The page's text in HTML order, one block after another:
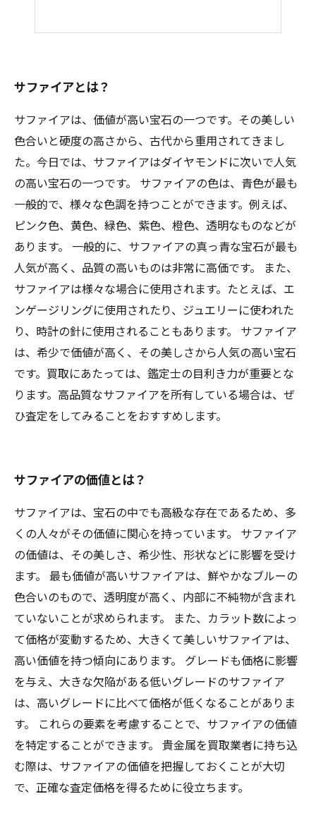
サファイアとは？
サファイアは、価値が高い宝石の一つです。その美しい
色合いと硬度の高さから、古代から重用されてきまし
た。今日では、サファイアはダイヤモンドに次いで人気
の高い宝石の一つです。 サファイアの色は、青色が最も
一般的で、様々な色調を持つことができます。例えば、
ピンク色、黄色、緑色、紫色、橙色、透明なものなどが
あります。 一般的に、サファイアの真っ青な宝石が最も
人気が高く、品質の高いものは非常に高価です。 また、
サファイアは様々な場合に使用されます。たとえば、エ
ンゲージリングに使用されたり、ジュエリーに使われた
り、時計の針に使用されることもあります。 サファイア
は、希少で価値が高く、その美しさから人気の高い宝石
です。買取にあたっては、鑑定士の目利き力が重要とな
ります。高品質なサファイアを所有している場合は、ぜ
ひ査定をしてみることをおすすめします。
サファイアの価値とは？
サファイアは、宝石の中でも高級な存在であるため、多
くの人々がその価値に関心を持っています。 サファイア
の価値は、その美しさ、希少性、形状などに影響を受け
ます。 最も価値が高いサファイアは、鮮やかなブルーの
色合いのもので、透明度が高く、内部に不純物が含まれ
ていないことが求められます。 また、カラット数によっ
て価格が変動するため、大きくて美しいサファイアは、
高い価値を持つ傾向にあります。 グレードも価格に影響
を与え、大きな欠陥がある低いグレードのサファイア
は、高いグレードに比べて価格が低くなることがありま
す。 これらの要素を考慮することで、サファイアの価値
を特定することができます。 貴金属を買取業者に持ち込
む際は、サファイアの価値を把握しておくことが大切
で、正確な査定価格を得るために役立ちます。